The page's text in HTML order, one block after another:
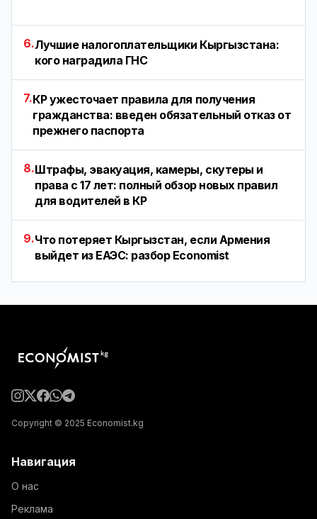
6.Лучшие налогоплательщики Кыргызстана:
кого наградила ГНС
7.КР ужесточает правила для получения
гражданства: введен обязательный отказ от
прежнего паспорта
8.Штрафы, эвакуация, камеры, скутеры и
права с 17 лет: полный обзор новых правил
для водителей в КР
9.Что потеряет Кыргызстан, если Армения
выйдет из ЕАЭС: разбор Economist
Copyright © 2025 Economist.kg
Навигация
О нас
Реклама